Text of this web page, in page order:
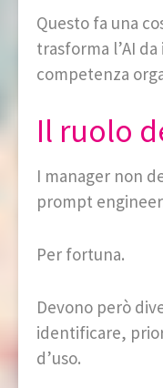
Questo fa una
trasforma l’AI
competenza
Il ruolo
I manager non
prompt
Per fortuna.
Devono però
identificare,
d’uso.